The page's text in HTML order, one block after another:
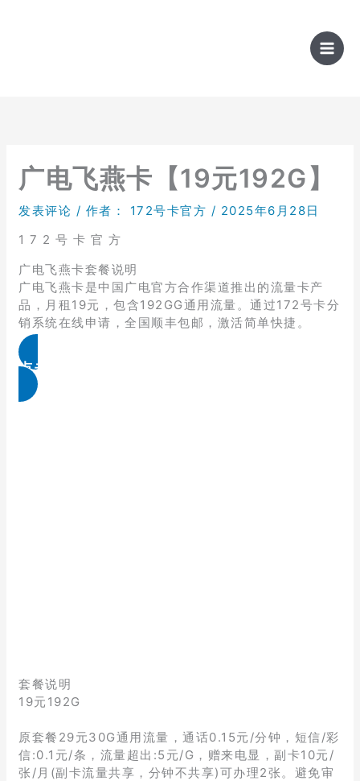
广电飞燕卡【19元192G】
发表评论 / 作者： 172号卡官方 / 2025年6月28日
1 7 2 号 卡 官 方
广电飞燕卡套餐说明
广电飞燕卡是中国广电官方合作渠道推出的流量卡产
品，月租19元，包含192GG通用流量。通过172号卡分
销系统在线申请，全国顺丰包邮，激活简单快捷。
点击免费领取
套餐说明
19元192G
原套餐29元30G通用流量，通话0.15元/分钟，短信/彩
信:0.1元/条，流量超出:5元/G，赠来电显，副卡10元/
张/月(副卡流量共享，分钟不共享)可办理2张。避免审